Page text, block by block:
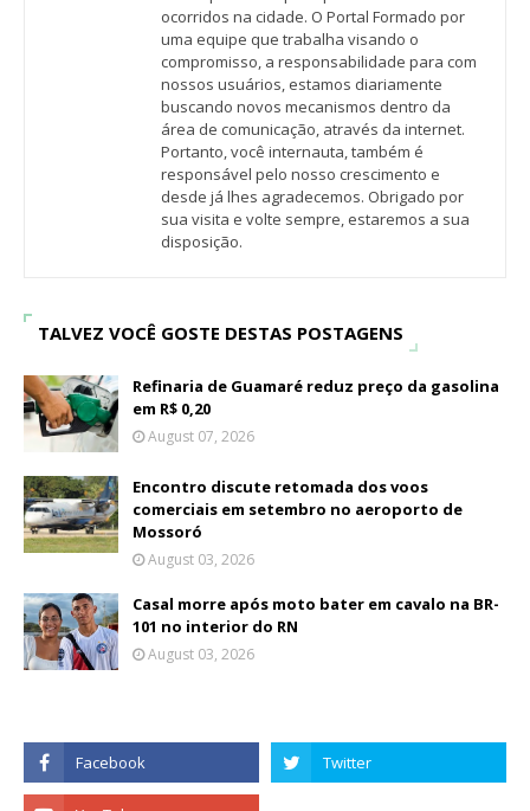
ocorridos na cidade. O Portal Formado por
uma equipe que trabalha visando o
compromisso, a responsabilidade para com
nossos usuários, estamos diariamente
buscando novos mecanismos dentro da
área de comunicação, através da internet.
Portanto, você internauta, também é
responsável pelo nosso crescimento e
desde já lhes agradecemos. Obrigado por
sua visita e volte sempre, estaremos a sua
disposição.
TALVEZ VOCÊ GOSTE DESTAS POSTAGENS
Refinaria de Guamaré reduz preço da gasolina
em R$ 0,20
August 07, 2026
Encontro discute retomada dos voos
comerciais em setembro no aeroporto de
Mossoró
August 03, 2026
Casal morre após moto bater em cavalo na BR-
101 no interior do RN
August 03, 2026